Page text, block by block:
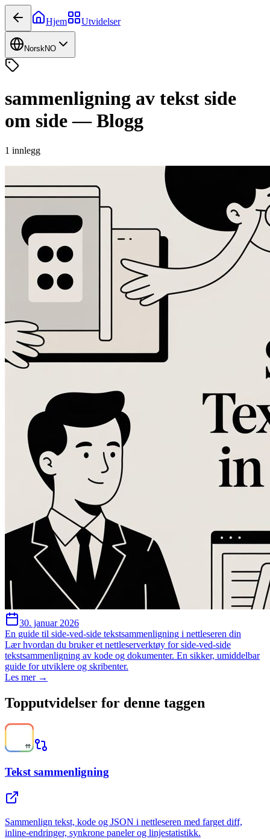
Hjem Utvidelser
NorskNO
sammenligning av tekst side
om side—Blogg
1 innlegg
30. januar 2026
En guide til side-ved-side tekstsammenligning i nettleseren din
Lær hvordan du bruker et nettleserverktøy for side-ved-side
tekstsammenligning av kode og dokumenter. En sikker, umiddelbar
guide for utviklere og skribenter.
Les mer →
Topputvidelser for denne taggen
Tekst sammenligning
Sammenlign tekst, kode og JSON i nettleseren med farget diff,
inline-endringer, synkrone paneler og linjestatistikk.